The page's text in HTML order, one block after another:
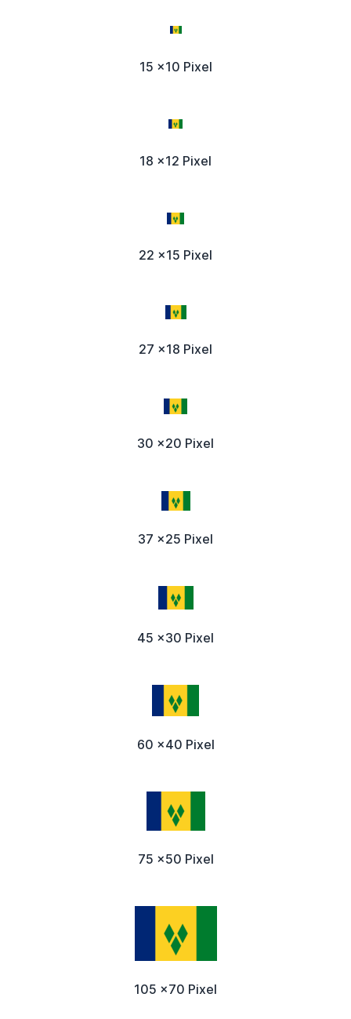
15 x10 Pixel
18 x12 Pixel
22 x15 Pixel
27 x18 Pixel
30 x20 Pixel
37 x25 Pixel
45 x30 Pixel
60 x40 Pixel
75 x50 Pixel
105 x70 Pixel